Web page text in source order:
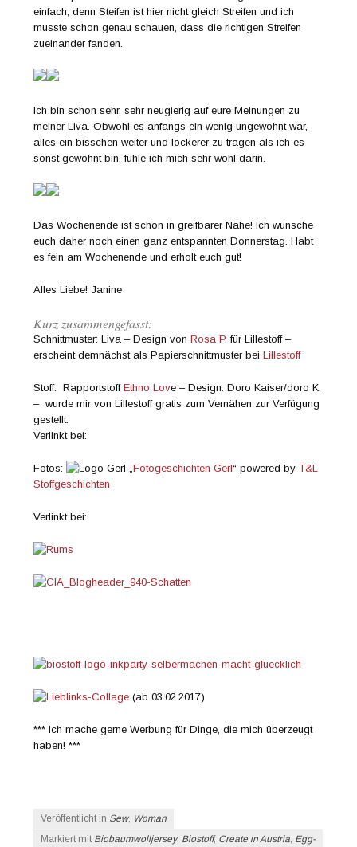
einfach, denn Steifen ist hier nicht gleich Streifen und ich
musste schon genau schauen, dass die richtigen Streifen
zueinander fanden.
Ich bin schon sehr, sehr neugierig auf eure Meinungen zu
meiner Liva. Obwohl es anfangs ein wenig ungewohnt war,
alles ein bisschen weiter und lockerer zu tragen als ich es
sonst gewohnt bin, fühle ich mich sehr wohl darin.
Das Wochenende ist schon in greifbarer Nähe! Ich wünsche
euch daher noch einen ganz entspannten Donnerstag. Habt
es fein am Wochenende und erholt euch gut!
Alles Liebe! Janine
Kurz zusammengefasst:
Schnittmuster: Liva – Design vonRosa P. für Lillestoff –
erscheint demnächst als Papierschnittmuster beiLillestoff
Stoff: RapportstoffEthno Love – Design: Doro Kaiser/doro K.
– wurde mir von Lillestoff gratis zum Vernähen zur Verfügung
gestellt.
Verlinkt bei:
Fotos: „Fotogeschichten Gerl“ powered byT&L
Stoffgeschichten
Verlinkt bei:
(ab 03.02.2017)
*** Ich mache gerne Werbung für Dinge, die mich überzeugt
haben! ***
Veröffentlicht in Sew, Woman
Markiert mit Biobaumwolljersey, Biostoff, Create in Austria, Egg-